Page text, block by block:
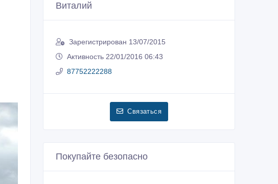
Виталий
Зарегистрирован 13/07/2015
Активность 22/01/2016 06:43
87752222288
Связаться
Покупайте безопасно